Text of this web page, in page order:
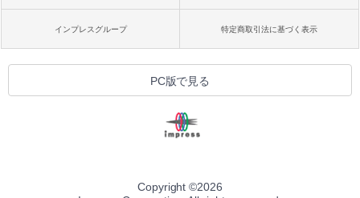
インプレスグループ 特定商取引法に基づく表示
PC版で見る
Copyright ©2026